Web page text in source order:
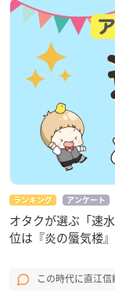
ランキング アンケート
オタクが選ぶ「速
位は『炎の蜃気楼
この時代に直江